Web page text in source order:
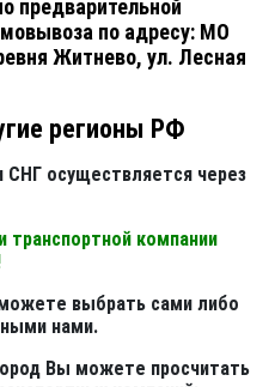
предварительной
по адресу: МО
Житнево, ул. Лесная
регионы РФ
СНГ осуществляется через
транспортной компании
выбрать сами либо
нами.
Вы можете просчитать